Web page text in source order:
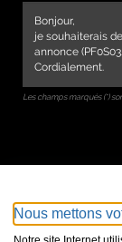
Les champs marqués (*)
Nous mettons